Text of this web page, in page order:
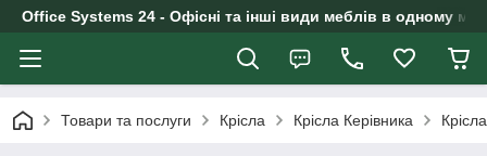
Office Systems 24 - Офісні та інші види меблів в одному
Товари та послуги Крісла Крісла Керівника